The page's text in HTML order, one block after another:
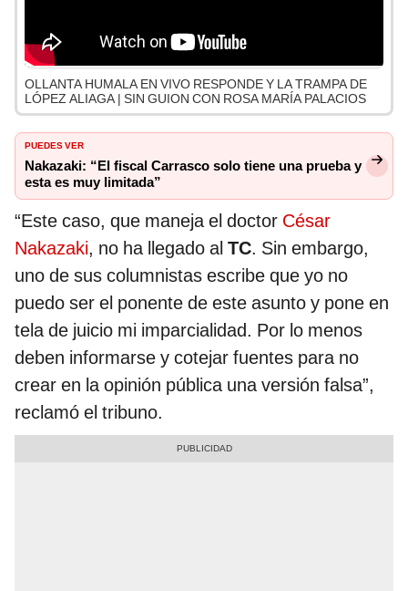
OLLANTA HUMALA EN VIVO RESPONDE Y LA TRAMPA DE
LÓPEZ ALIAGA | SIN GUION CON ROSA MARÍA PALACIOS
PUEDES VER
Nakazaki: “El fiscal Carrasco solo tiene una prueba y
esta es muy limitada”
“Este caso, que maneja el doctor César
Nakazaki, no ha llegado al TC. Sin embargo,
uno de sus columnistas escribe que yo no
puedo ser el ponente de este asunto y pone en
tela de juicio mi imparcialidad. Por lo menos
deben informarse y cotejar fuentes para no
crear en la opinión pública una versión falsa”,
reclamó el tribuno.